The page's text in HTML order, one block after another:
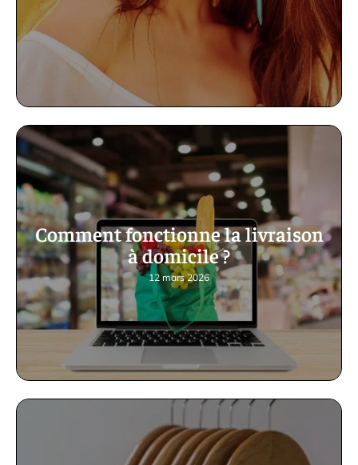
Comment fonctionne la livraison
à domicile ?
12 mars 2026